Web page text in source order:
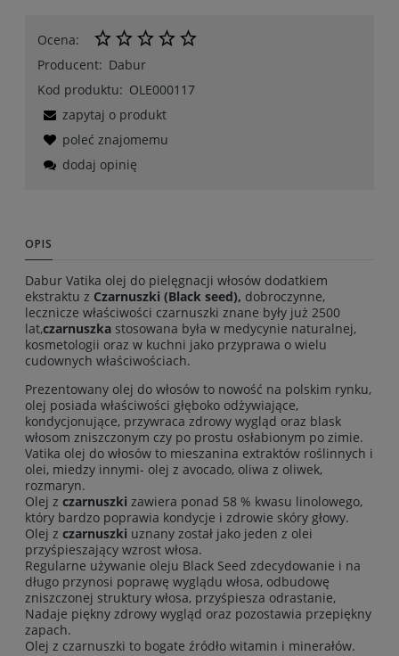
Ocena:
Producent: Dabur
Kod produktu: OLE000117
zapytaj o produkt
poleć znajomemu
dodaj opinię
OPIS
Dabur Vatika olej do pielęgnacji włosów dodatkiem
ekstraktu z Czarnuszki (Black seed), dobroczynne,
lecznicze właściwości czarnuszki znane były już 2500
lat,czarnuszka stosowana była w medycynie naturalnej,
kosmetologii oraz w kuchni jako przyprawa o wielu
cudownych właściwościach.
Prezentowany olej do włosów to nowość na polskim rynku,
olej posiada właściwości głęboko odżywiające,
kondycjonujące, przywraca zdrowy wygląd oraz blask
włosom zniszczonym czy po prostu osłabionym po zimie.
Vatika olej do włosów to mieszanina extraktów roślinnych i
olei, miedzy innymi- olej z avocado, oliwa z oliwek,
rozmaryn.
Olej z czarnuszki zawiera ponad 58 % kwasu linolowego,
który bardzo poprawia kondycje i zdrowie skóry głowy.
Olej z czarnuszki uznany został jako jeden z olei
przyśpieszający wzrost włosa.
Regularne używanie oleju Black Seed zdecydowanie i na
długo przynosi poprawę wyglądu włosa, odbudowę
zniszczonej struktury włosa, przyśpiesza odrastanie,
Nadaje piękny zdrowy wygląd oraz pozostawia przepiękny
zapach.
Olej z czarnuszki to bogate źródło witamin i minerałów.